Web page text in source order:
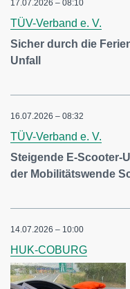
17.07.2026 – 08:10
TÜV-Verband e. V.
Sicher durch die
Unfall
16.07.2026 – 08:32
TÜV-Verband e. V.
Steigende E-Scooter-
der Mobilitätswende
14.07.2026 – 10:00
HUK-COBURG